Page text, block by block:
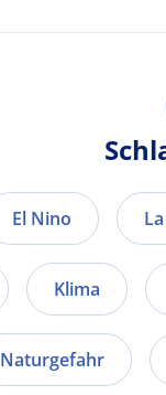
El Nino
Klima
Naturgefahr